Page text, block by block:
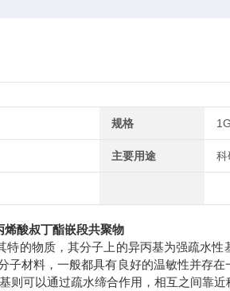
规格 1G
主要用途 科
酸叔丁酯嵌段共聚物
特的物质，其分子上的异丙基为强疏水
子材料，一般都具有良好的温敏性并存
则可以通过疏水缔合作用，相互之间靠